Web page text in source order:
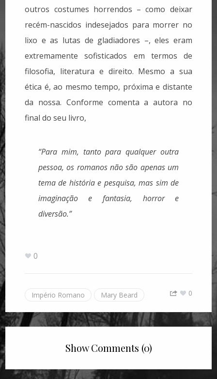
outros costumes horrendos – como deixar
recém-nascidos indesejados para morrer no
lixo e as lutas de gladiadores –, eles eram
extremamente sofisticados em termos de
filosofia, literatura e direito. Mesmo a sua
ética é, ao mesmo tempo, próxima e distante
da nossa. Conforme comenta a autora no
final do seu livro,
“Para mim, tanto para qualquer outra
pessoa, os romanos não são apenas um
tema de história e pesquisa, mas sim de
imaginação e fantasia, horror e
diversão.”
0
Império Romano Mary Beard 0
Show Comments (0)